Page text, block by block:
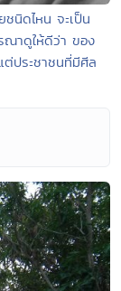
ชนิดไหน จะเป็น
ณาดูให้ดีว่า ของ
ต่ประชาชนที่มีศีล